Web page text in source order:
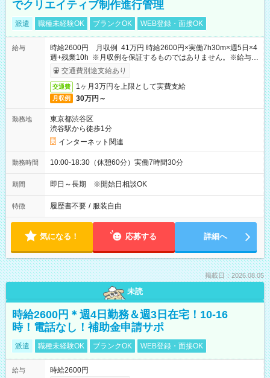
でクリエイティブ制作進行管理
派遣 職種未経験OK ブランクOK WEB登録・面接OK
給与
時給2600円 月収例 41万円 時給2600円×実働7h30m×週5日×4
週+残業10h ※月収例を保証するものではありません。※給与即
受取りサービス利用可（利用条件有）
交通費別途支給あり
交通費 1ヶ月3万円を上限として実費支給
月収例 30万円～
勤務地
東京都渋谷区
渋谷駅から徒歩1分
インターネット関連
勤務時間 10:00-18:30（休憩60分）実働7時間30分
期間 即日～長期 ※開始日相談OK
特徴 履歴書不要 / 服装自由
気になる！ 応募する 詳細へ
掲載日：2026.08.05
未読
時給2600円＊週4日勤務＆週3日在宅！10-16
時！電話なし！補助金申請サポ
派遣 職種未経験OK ブランクOK WEB登録・面接OK
給与 時給2600円